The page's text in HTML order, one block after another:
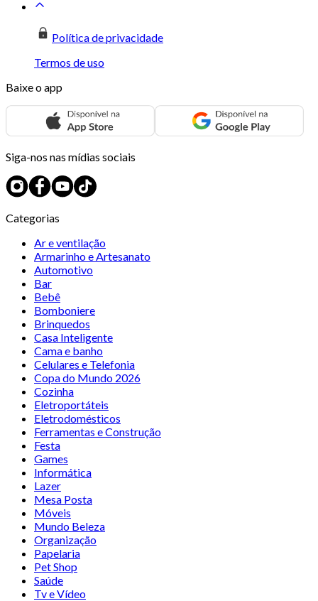
Política de privacidade
Termos de uso
Baixe o app
Siga-nos nas mídias sociais
Categorias
Ar e ventilação
Armarinho e Artesanato
Automotivo
Bar
Bebê
Bomboniere
Brinquedos
Casa Inteligente
Cama e banho
Celulares e Telefonia
Copa do Mundo 2026
Cozinha
Eletroportáteis
Eletrodomésticos
Ferramentas e Construção
Festa
Games
Informática
Lazer
Mesa Posta
Móveis
Mundo Beleza
Organização
Papelaria
Pet Shop
Saúde
Tv e Vídeo